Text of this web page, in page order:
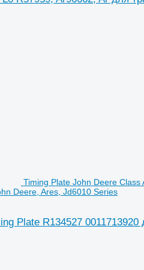
Timing Plate John Deere
Deere, Ares, Jd6010 Series
Plate R134527 0011713920